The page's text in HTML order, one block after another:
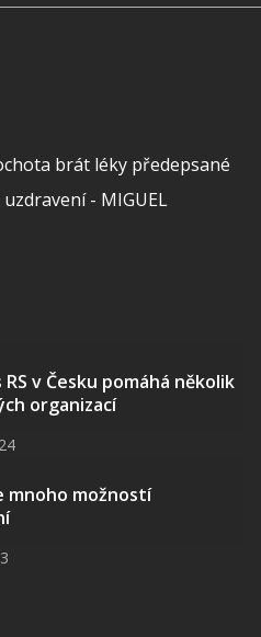
brát léky předepsané
- MIGUEL
RS v Česku pomáhá několik
organizací
mnoho možností